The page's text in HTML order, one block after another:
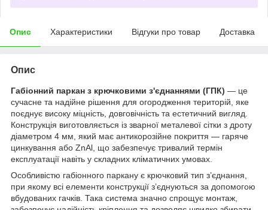
Опис Характеристики Відгуки про товар Доставка
Опис
Габіонний паркан з крючковими з'єднаннями (ГПК) — це
сучасне та надійне рішення для огородження територій, яке
поєднує високу міцність, довговічність та естетичний вигляд.
Конструкція виготовляється із зварної металевої сітки з дроту
діаметром 4 мм, який має антикорозійне покриття — гаряче
цинкування або ZnAl, що забезпечує тривалий термін
експлуатації навіть у складних кліматичних умовах.
Особливістю габіонного паркану є крючковий тип з’єднання,
при якому всі елементи конструкції з’єднуються за допомогою
вбудованих гачків. Така система значно спрощує монтаж,